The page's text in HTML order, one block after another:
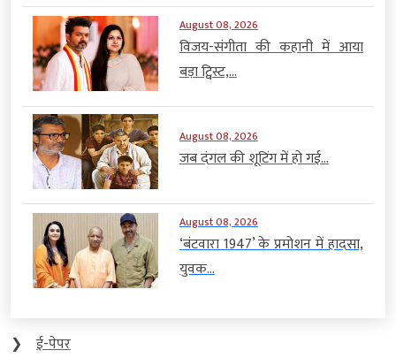
August 08, 2026
विजय-संगीता की कहानी में आया
बड़ा ट्विस्ट,...
August 08, 2026
जब दंगल की शूटिंग में हो गई...
August 08, 2026
‘बंटवारा 1947’ के प्रमोशन में हादसा,
युवक...
❯
ई-पेपर